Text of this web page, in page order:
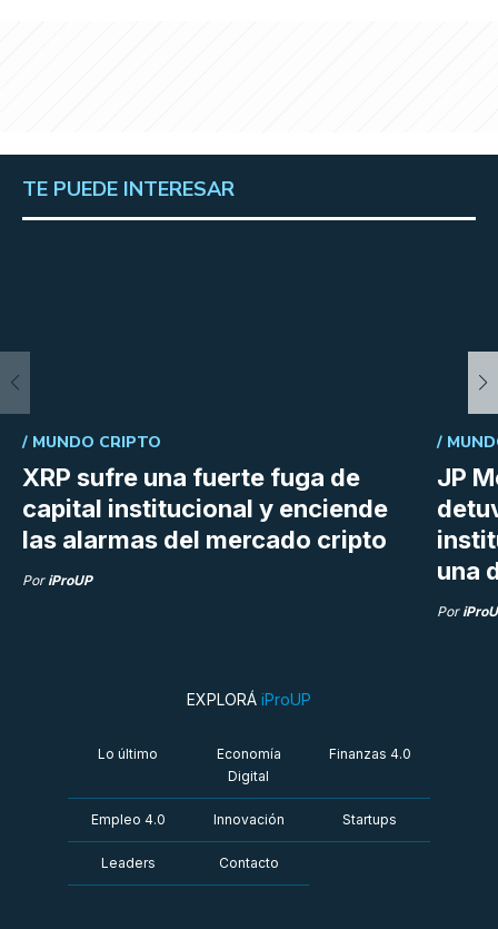
TE PUEDE INTERESAR
XRP sufre una fuerte fuga de
capital institucional y enciende
las alarmas del mercado cripto
/ MUNDO CRIPTO
Por iProUP
JP
una
/
Por
EXPLORÁ iProUP
Lo último
Economía
Digital
Finanzas 4.0
Empleo 4.0 Innovación Startups
Leaders Contacto